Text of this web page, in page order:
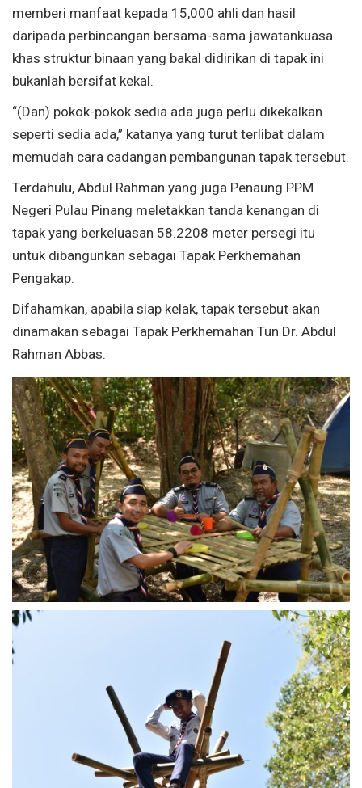
memberi manfaat kepada 15,000 ahli dan hasil
daripada perbincangan bersama-sama jawatankuasa
khas struktur binaan yang bakal didirikan di tapak ini
bukanlah bersifat kekal.
“(Dan) pokok-pokok sedia ada juga perlu dikekalkan
seperti sedia ada,” katanya yang turut terlibat dalam
memudah cara cadangan pembangunan tapak tersebut.
Terdahulu, Abdul Rahman yang juga Penaung PPM
Negeri Pulau Pinang meletakkan tanda kenangan di
tapak yang berkeluasan 58.2208 meter persegi itu
untuk dibangunkan sebagai Tapak Perkhemahan
Pengakap.
Difahamkan, apabila siap kelak, tapak tersebut akan
dinamakan sebagai Tapak Perkhemahan Tun Dr. Abdul
Rahman Abbas.